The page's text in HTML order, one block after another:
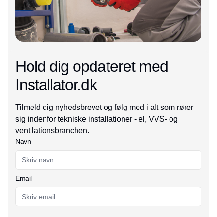
Hold dig opdateret med
Installator.dk
Tilmeld dig nyhedsbrevet og følg med i alt som rører
sig indenfor tekniske installationer - el, VVS- og
ventilationsbranchen.
Navn
Email